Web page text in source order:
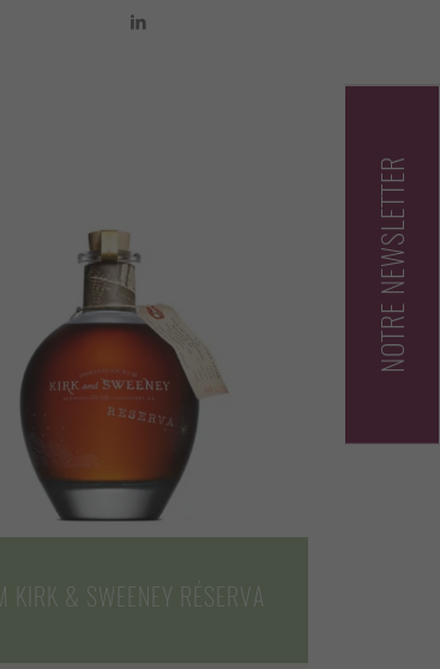
NOTRE NEWSLETTER
KIRK & SWEENEY RÉSERVA